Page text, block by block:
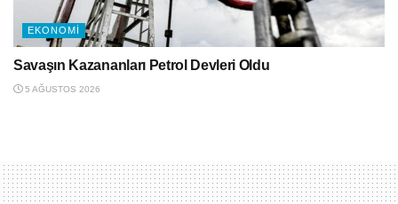
EKONOMI
Savaşın Kazananları Petrol Devleri Oldu
5 AĞUSTOS 2026